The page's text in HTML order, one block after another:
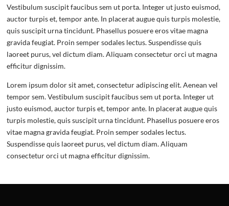
Vestibulum suscipit faucibus sem ut porta. Integer ut justo euismod,
auctor turpis et, tempor ante. In placerat augue quis turpis molestie,
quis suscipit urna tincidunt. Phasellus posuere eros vitae magna
gravida feugiat. Proin semper sodales lectus. Suspendisse quis
laoreet purus, vel dictum diam. Aliquam consectetur orci ut magna
efficitur dignissim.
Lorem ipsum dolor sit amet, consectetur adipiscing elit. Aenean vel
tempor sem. Vestibulum suscipit faucibus sem ut porta. Integer ut
justo euismod, auctor turpis et, tempor ante. In placerat augue quis
turpis molestie, quis suscipit urna tincidunt. Phasellus posuere eros
vitae magna gravida feugiat. Proin semper sodales lectus.
Suspendisse quis laoreet purus, vel dictum diam. Aliquam
consectetur orci ut magna efficitur dignissim.